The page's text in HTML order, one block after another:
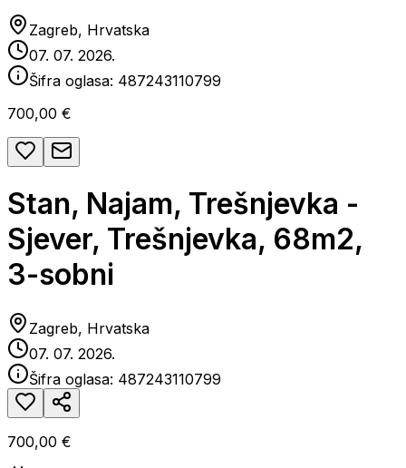
Zagreb, Hrvatska
07. 07. 2026.
Šifra oglasa: 487243110799
700,00 €
Stan, Najam, Trešnjevka -
Sjever, Trešnjevka, 68m2,
3-sobni
Zagreb, Hrvatska
07. 07. 2026.
Šifra oglasa: 487243110799
700,00 €